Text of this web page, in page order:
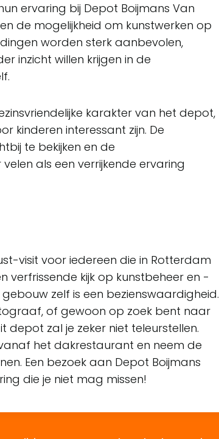
ervaring bij Depot Boijmans Van
de mogelijkheid om kunstwerken op
worden sterk aanbevolen,
inzicht willen krijgen in de
karakter van het depot,
kinderen interessant zijn. De
te bekijken en de
als een verrijkende ervaring
visit voor iedereen die in Rotterdam
verfrissende kijk op kunstbeheer en -
zelf is een bezienswaardigheid.
of gewoon op zoek bent naar
depot zal je zeker niet teleurstellen.
het dakrestaurant en neem de
Een bezoek aan Depot Boijmans
die je niet mag missen!